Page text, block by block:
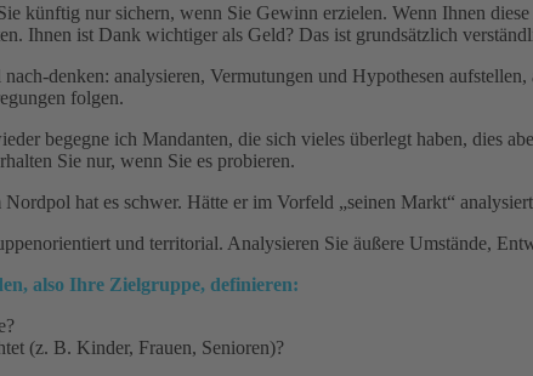
künftig nur sichern, wenn Sie Gewinn erzielen. Wenn Ihnen
Ihnen ist Dank wichtiger als Geld? Das ist grundsätzlich
denken: analysieren, Vermutungen und Hypothesen
folgen.
begegne ich Mandanten, die sich vieles überlegt haben, dies
Sie nur, wenn Sie es probieren.
hat es schwer. Hätte er im Vorfeld „seinen Markt“
und territorial. Analysieren Sie äußere Umstände,
also Ihre Zielgruppe, definieren:
(z. B. Kinder, Frauen, Senioren)?